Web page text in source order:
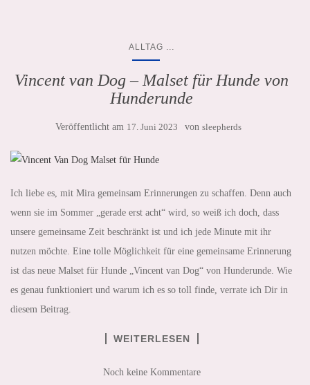
ALLTAG
Vincent van Dog – Malset für Hunde von
Hunderunde
Veröffentlicht am 17. Juni 2023 von sleepherds
Ich liebe es, mit Mira gemeinsam Erinnerungen zu schaffen. Denn auch
wenn sie im Sommer „gerade erst acht“ wird, so weiß ich doch, dass
unsere gemeinsame Zeit beschränkt ist und ich jede Minute mit ihr
nutzen möchte. Eine tolle Möglichkeit für eine gemeinsame Erinnerung
ist das neue Malset für Hunde „Vincent van Dog“ von Hunderunde. Wie
es genau funktioniert und warum ich es so toll finde, verrate ich Dir in
diesem Beitrag.
WEITERLESEN
Noch keine Kommentare